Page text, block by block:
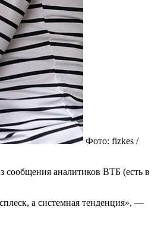
Фото: fizkes /
сообщения аналитиков ВТБ (есть в
а системная тенденция», —